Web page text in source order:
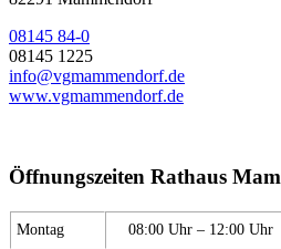
08145 84-0
08145 1225
info@vgmammendorf.de
www.vgmammendorf.de
Öffnungszeiten Rathaus
Montag 08:00 Uhr – 12:00 Uhr